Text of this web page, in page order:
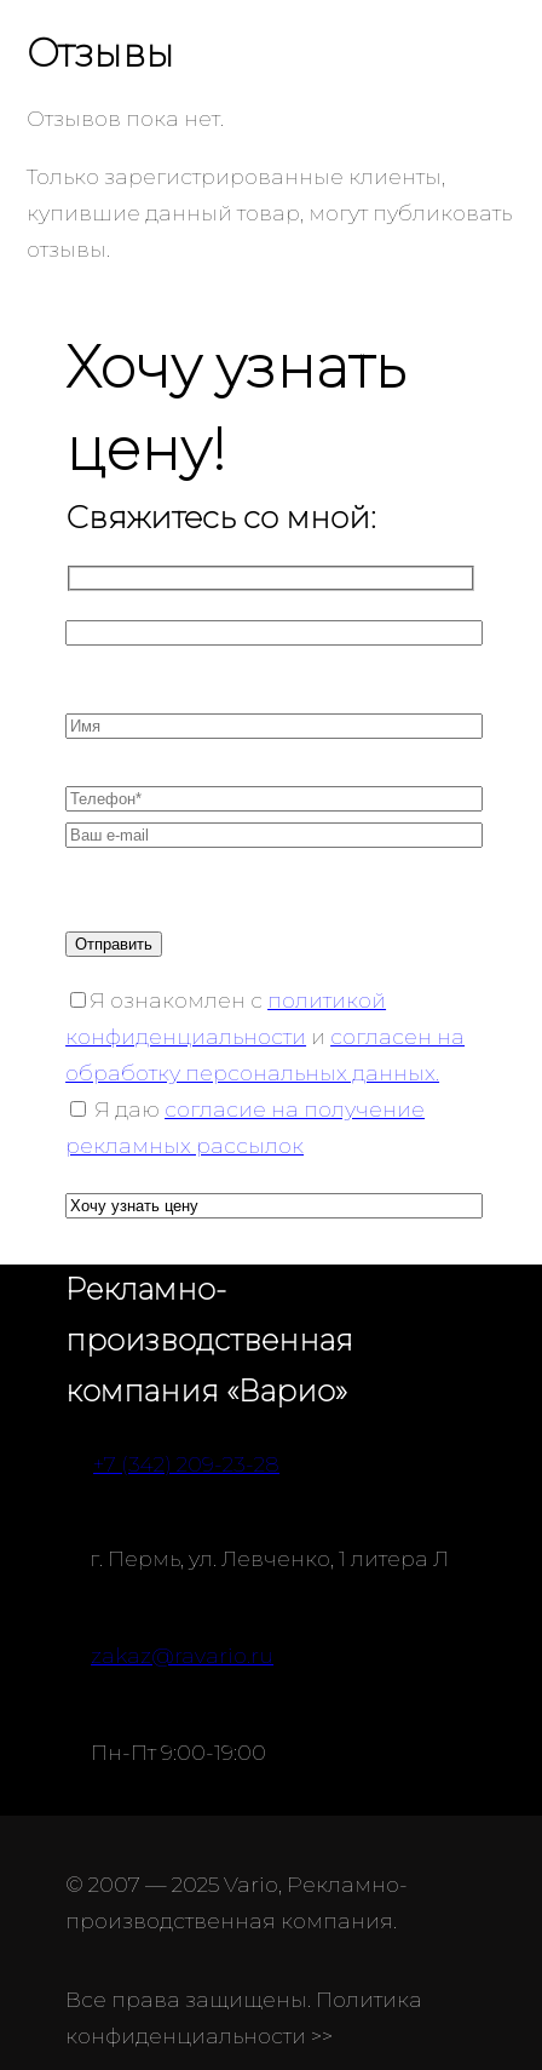
Отзывы
Отзывов пока нет.
Только зарегистрированные клиенты,
купившие данный товар, могут публиковать
отзывы.
Хочу узнать
цену!
Свяжитесь со мной:
Я ознакомлен с политикой
конфиденциальности и согласен на
обработку персональных данных.
Я даю согласие на получение
рекламных рассылок
Рекламно-
производственная
компания «Варио»
+7 (342) 209-23-28
г. Пермь, ул. Левченко, 1 литера Л
zakaz@ravario.ru
Пн-Пт 9:00-19:00
© 2007 — 2025 Vario, Рекламно-
производственная компания.
Все права защищены. Политика
конфиденциальности >>